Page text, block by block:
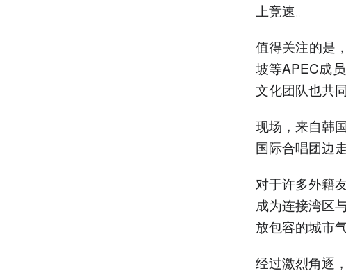
上竞速。
值得关注的是
坡等APEC成
文化团队也共
现场，来自韩
国际合唱团边
对于许多外籍
成为连接湾区
放包容的城市气
经过激烈角逐